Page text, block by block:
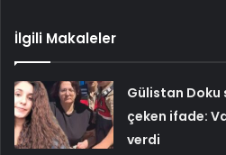
İlgili Makaleler
Gülistan
çeken ifade:
verdi